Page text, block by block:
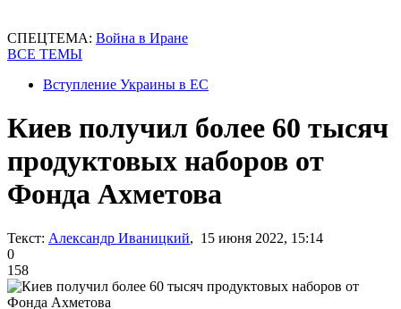
СПЕЦТЕМА: Война в Иране
ВСЕ ТЕМЫ
Вступление Украины в ЕС
Киев получил более 60 тысяч
продуктовых наборов от
Фонда Ахметова
Текст: Александр Иваницкий, 15 июня 2022, 15:14
0
158